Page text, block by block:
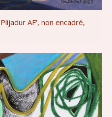
AF', non encadré,